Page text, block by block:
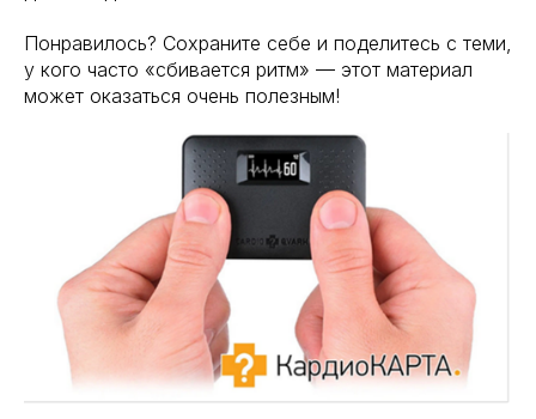
Понравилось? Сохраните себе и поделитесь с теми,
у кого часто «сбивается ритм» — этот материал
может оказаться очень полезным!
Корпоративные решения здоровья